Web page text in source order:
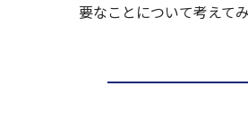
要なことについて考えてみ